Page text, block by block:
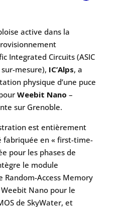
active dans la
Integrated Circuits (ASIC
mesure), IC’Alps, a
physique d’une puce
Weebit Nano –
sur Grenoble.
est entièrement
fabriquée en « first-time-
pour les phases de
le module
Random-Access Memory
Nano pour le
de SkyWater, et